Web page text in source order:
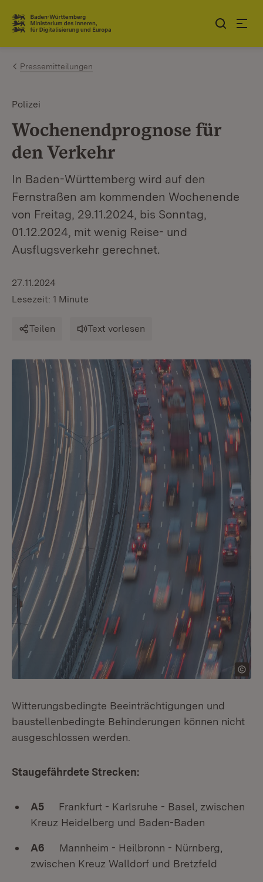
Zum Inhalt springen
Link zur Startseite
Pressemitteilungen
Polizei
Wochenendprognose für
den Verkehr
In Baden-Württemberg wird auf den
Fernstraßen am kommenden Wochenende
von Freitag, 29.11.2024, bis Sonntag,
01.12.2024, mit wenig Reise- und
Ausflugsverkehr gerechnet.
27.11.2024
Lesezeit: 1 Minute
Teilen Text vorlesen
Witterungsbedingte Beeinträchtigungen und
baustellenbedingte Behinderungen können nicht
ausgeschlossen werden.
Staugefährdete Strecken:
A5 Frankfurt - Karlsruhe - Basel, zwischen
Kreuz Heidelberg und Baden-Baden
A6 Mannheim - Heilbronn - Nürnberg,
zwischen Kreuz Walldorf und Bretzfeld